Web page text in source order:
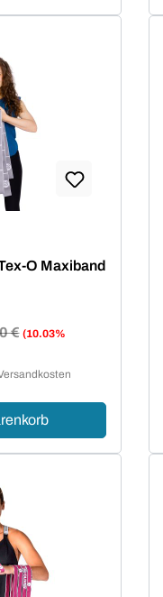
O Maxiband
Preis:
€ (10.03%